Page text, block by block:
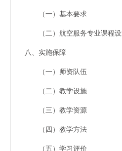
（一）基本要求
（二）航空服务专业课程设
八、实施保障
（一）师资队伍
（二）教学设施
（三）教学资源
（四）教学方法
（五）学习评价